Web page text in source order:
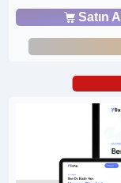
Satın Al